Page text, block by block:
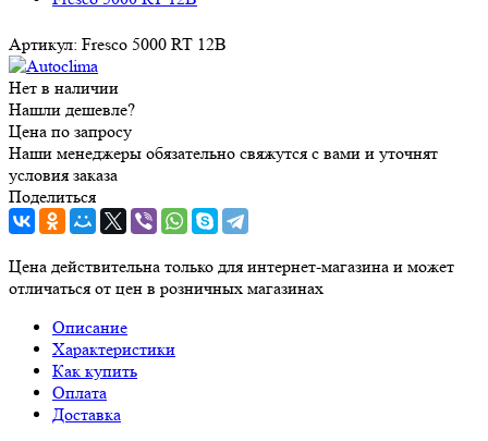
Артикул: Fresco 5000 RT 12В
Нет в наличии
Нашли дешевле?
Цена по запросу
Наши менеджеры обязательно свяжутся с вами и уточнят
условия заказа
Поделиться
Цена действительна только для интернет-магазина и может
отличаться от цен в розничных магазинах
Описание
Характеристики
Как купить
Оплата
Доставка